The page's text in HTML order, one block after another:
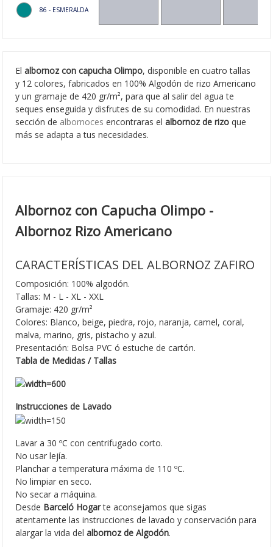
86 - ESMERALDA
Elalbornoz con capucha Olimpo, disponible en cuatro tallas
y 12 colores, fabricados en 100% Algodón de rizo Americano
y un gramaje de 420 gr/m², para que al salir del agua te
seques enseguida y disfrutes de su comodidad. En nuestras
sección de albornoces encontraras elalbornoz de rizo que
más se adapta a tus necesidades.
Albornoz con Capucha Olimpo -
Albornoz Rizo Americano
CARACTERÍSTICAS DEL ALBORNOZ ZAFIRO
Composición: 100% algodón.
Tallas: M - L - XL - XXL
Gramaje: 420 gr/m²
Colores: Blanco, beige, piedra, rojo, naranja, camel, coral,
malva, marino, gris, pistacho y azul.
Presentación: Bolsa PVC ó estuche de cartón.
Tabla de Medidas / Tallas
Instrucciones de Lavado
Lavar a 30 ºC con centrifugado corto.
No usar lejía.
Planchar a temperatura máxima de 110 ºC.
No limpiar en seco.
No secar a máquina.
Desde Barceló Hogarte aconsejamos que sigas
atentamente las instrucciones de lavado y conservación para
alargar la vida delalbornoz de Algodón.